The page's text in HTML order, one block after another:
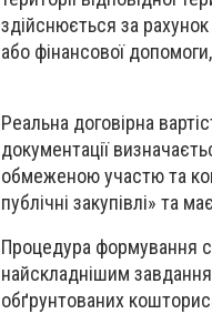
здійснюється за
або фінансової
Реальна договірна
документації
обмеженою участю та
публічні закупівлі» та
Процедура формування
найскладнішим
обґрунтованих